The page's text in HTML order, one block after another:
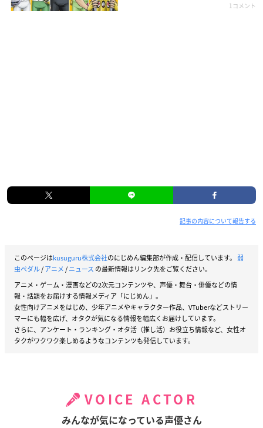
1コメント
記事の内容について報告する
このページはkusuguru株式会社のにじめん編集部が作成・配信しています。 弱
虫ペダル/アニメ/ニュース の最新情報はリンク先をご覧ください。
アニメ・ゲーム・漫画などの2次元コンテンツや、声優・舞台・俳優などの情
報・話題をお届けする情報メディア「にじめん」。
女性向けアニメをはじめ、少年アニメやキャラクター作品、VTuberなどストリー
マーにも幅を広げ、オタクが気になる情報を幅広くお届けしています。
さらに、アンケート・ランキング・オタ活（推し活）お役立ち情報など、女性オ
タクがワクワク楽しめるようなコンテンツも発信しています。
VOICE ACTOR
みんなが気になっている声優さん